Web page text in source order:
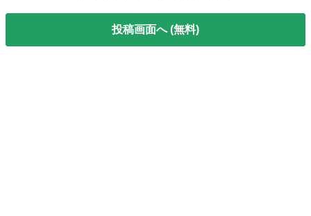
投稿画面へ (無料)